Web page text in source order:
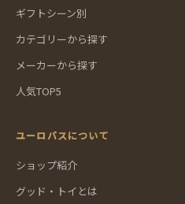
ギフトシーン別
カテゴリーから探す
メーカーから探す
人気TOP5
ユーロバスについて
ショップ紹介
グッド・トイとは